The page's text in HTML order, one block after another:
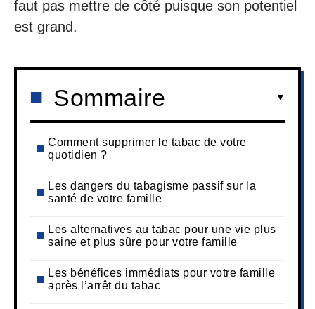
faut pas mettre de côté puisque son potentiel
est grand.
Sommaire
Comment supprimer le tabac de votre
quotidien ?
Les dangers du tabagisme passif sur la
santé de votre famille
Les alternatives au tabac pour une vie plus
saine et plus sûre pour votre famille
Les bénéfices immédiats pour votre famille
après l’arrêt du tabac